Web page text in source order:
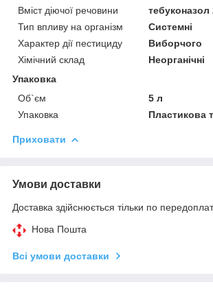
Вміст діючої речовини
тебуконазол
Тип впливу на організм
Системні
Характер дії пестициду
Виборчого
Хімічний склад
Неорганічні
Упаковка
Об`єм
5 л
Упаковка
Пластикова
Приховати
Умови доставки
Доставка здійснюється тільки по
Нова Пошта
Всі умови доставки